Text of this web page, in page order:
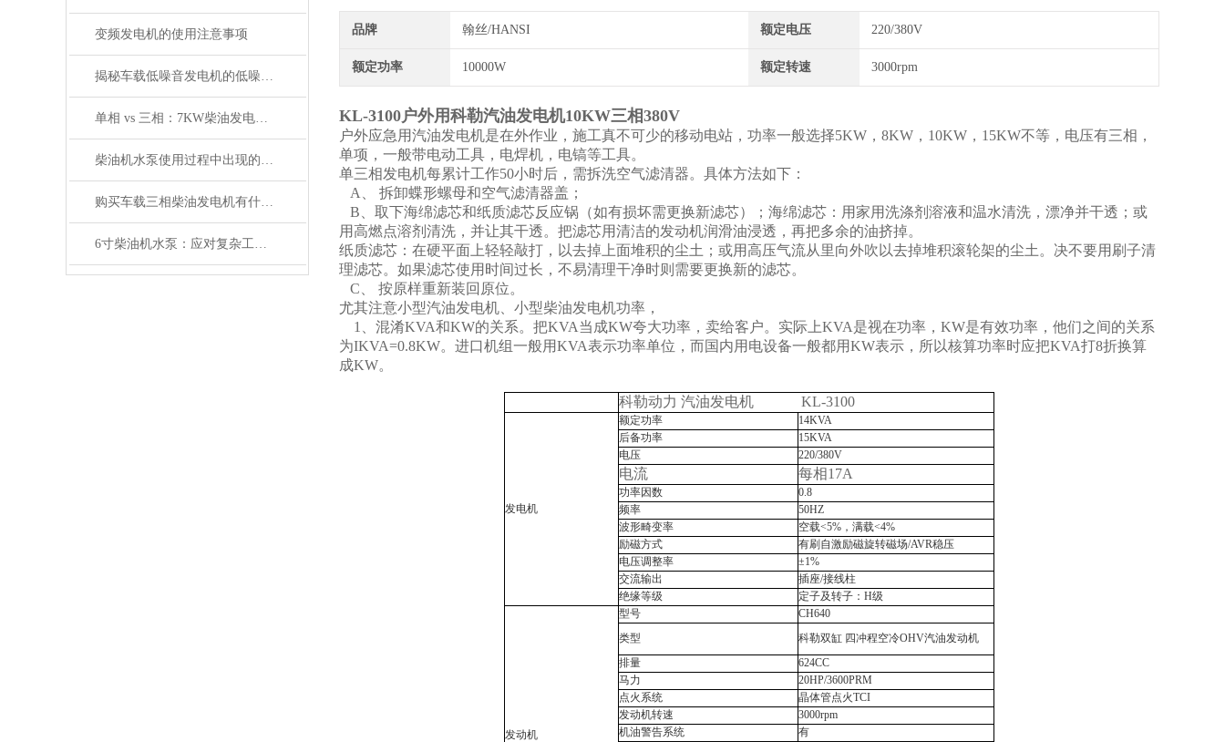
变频发电机的使用注意事项
揭秘车载低噪音发电机的低噪音原理与高效能表现
单相 vs 三相：7KW柴油发电机输出方式怎么选？
柴油机水泵使用过程中出现的故障类型有哪些
购买车载三相柴油发电机有什么需要注意的地方
6寸柴油机水泵：应对复杂工况的可靠选择
品牌 翰丝/HANSI 额定电压 220/380V
额定功率 10000W 额定转速 3000rpm
KL-3100户外用科勒汽油发电机10KW三相380V
户外应急用汽油发电机是在外作业，施工真不可少的移动电站，功率一般选择5KW，8KW，10KW，15KW不等，电压有三相，
单项，一般带电动工具，电焊机，电镐等工具。
单三相发电机每累计工作50小时后，需拆洗空气滤清器。具体方法如下：
A、 拆卸蝶形螺母和空气滤清器盖；
B、取下海绵滤芯和纸质滤芯反应锅（如有损坏需更换新滤芯）；海绵滤芯：用家用洗涤剂溶液和温水清洗，漂净并干透；或
用高燃点溶剂清洗，并让其干透。把滤芯用清洁的发动机润滑油浸透，再把多余的油挤掉。
纸质滤芯：在硬平面上轻轻敲打，以去掉上面堆积的尘土；或用高压气流从里向外吹以去掉堆积滚轮架的尘土。决不要用刷子清
理滤芯。如果滤芯使用时间过长，不易清理干净时则需要更换新的滤芯。
C、 按原样重新装回原位。
尤其注意小型汽油发电机、小型柴油发电机功率，
1、混淆KVA和KW的关系。把KVA当成KW夸大功率，卖给客户。实际上KVA是视在功率，KW是有效功率，他们之间的关系
为IKVA=0.8KW。进口机组一般用KVA表示功率单位，而国内用电设备一般都用KW表示，所以核算功率时应把KVA打8折换算
成KW。
科勒动力 汽油发电机 KL-3100
发电机
额定功率
14KVA
后备功率
15KVA
电压
220/380V
电流 每相17A
功率因数
0.8
频率
50HZ
波形畸变率
空载<5%，满载<4%
励磁方式
有刷自激励磁旋转磁场/AVR稳压
电压调整率
±1%
交流输出
插座/接线柱
绝缘等级
定子及转子： H级
发动机
型号
CH640
类型
科勒双缸 四冲程空冷OHV汽油发动机
排量
624CC
马力
20HP/3600PRM
点火系统
晶体管点火TCI
发动机转速
3000rpm
机油警告系统
有